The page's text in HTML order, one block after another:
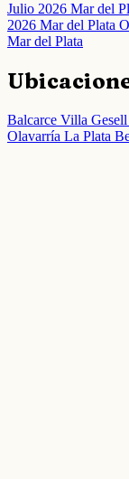
Julio 2026 Mar del
2026 Mar del Plata
Mar del Plata
Balcarce Villa Gesell
Olavarría La Plata